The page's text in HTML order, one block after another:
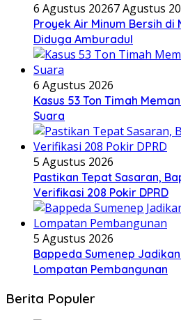
6 Agustus 20267 Agustus
Proyek Air Minum Bersih
Diduga Amburadul
6 Agustus 2026
Kasus 53 Ton Timah
Suara
5 Agustus 2026
Pastikan Tepat Sasaran,
Verifikasi 208 Pokir DPRD
5 Agustus 2026
Bappeda Sumenep
Lompatan Pembangunan
Berita Populer